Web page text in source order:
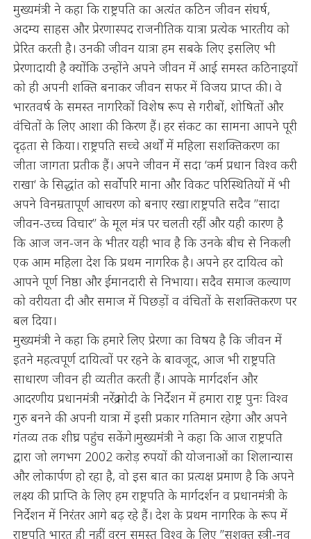
मुख्यमंत्री ने कहा कि राष्ट्रपति का अत्यंत कठिन जीवन संघर्ष,
अदम्य साहस और प्रेरणास्पद राजनीतिक यात्रा प्रत्येक भारतीय को
प्रेरित करती है। उनकी जीवन यात्रा हम सबके लिए इसलिए भी
प्रेरणादायी है क्योंकि उन्होंने अपने जीवन में आई समस्त कठिनाइयों
को ही अपनी शक्ति बनाकर जीवन सफर में विजय प्राप्त की। वे
भारतवर्ष के समस्त नागरिकों विशेष रूप से गरीबों, शोषितों और
वंचितों के लिए आशा की किरण हैं। हर संकट का सामना आपने पूरी
दृढ़ता से किया। राष्ट्रपति सच्चे अर्थों में महिला सशक्तिकरण का
जीता जागता प्रतीक हैं। अपने जीवन में सदा ‘कर्म प्रधान विश्व करी
राखा‘ के सिद्धांत को सर्वोपरि माना और विकट परिस्थितियों में भी
अपने विनम्रतापूर्ण आचरण को बनाए रखा।राष्ट्रपति सदैव ’’सादा
जीवन-उच्च विचार’’ के मूल मंत्र पर चलती रहीं और यही कारण है
कि आज जन-जन के भीतर यही भाव है कि उनके बीच से निकली
एक आम महिला देश कि प्रथम नागरिक है। अपने हर दायित्व को
आपने पूर्ण निष्ठा और ईमानदारी से निभाया। सदैव समाज कल्याण
को वरीयता दी और समाज में पिछड़ों व वंचितों के सशक्तिकरण पर
बल दिया।
मुख्यमंत्री ने कहा कि हमारे लिए प्रेरणा का विषय है कि जीवन में
इतने महत्वपूर्ण दायित्वों पर रहने के बावजूद, आज भी राष्ट्रपति
साधारण जीवन ही व्यतीत करती हैं। आपके मार्गदर्शन और
आदरणीय प्रधानमंत्री नरेंद्र मोदी के निर्देशन में हमारा राष्ट्र पुनः विश्व
गुरु बनने की अपनी यात्रा में इसी प्रकार गतिमान रहेगा और अपने
गंतव्य तक शीघ्र पहुंच सकेंगे।मुख्यमंत्री ने कहा कि आज राष्ट्रपति
द्वारा जो लगभग 2002 करोड़ रुपयों की योजनाओं का शिलान्यास
और लोकार्पण हो रहा है, वो इस बात का प्रत्यक्ष प्रमाण है कि अपने
लक्ष्य की प्राप्ति के लिए हम राष्ट्रपति के मार्गदर्शन व प्रधानमंत्री के
निर्देशन में निरंतर आगे बढ़ रहे हैं। देश के प्रथम नागरिक के रूप में
राष्ट्रपति भारत ही नहीं वरन समस्त विश्व के लिए ’’सशक्त स्त्री-नव